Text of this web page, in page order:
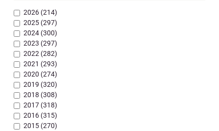
2026 (214)
2025 (297)
2024 (300)
2023 (297)
2022 (282)
2021 (293)
2020 (274)
2019 (320)
2018 (308)
2017 (318)
2016 (315)
2015 (270)